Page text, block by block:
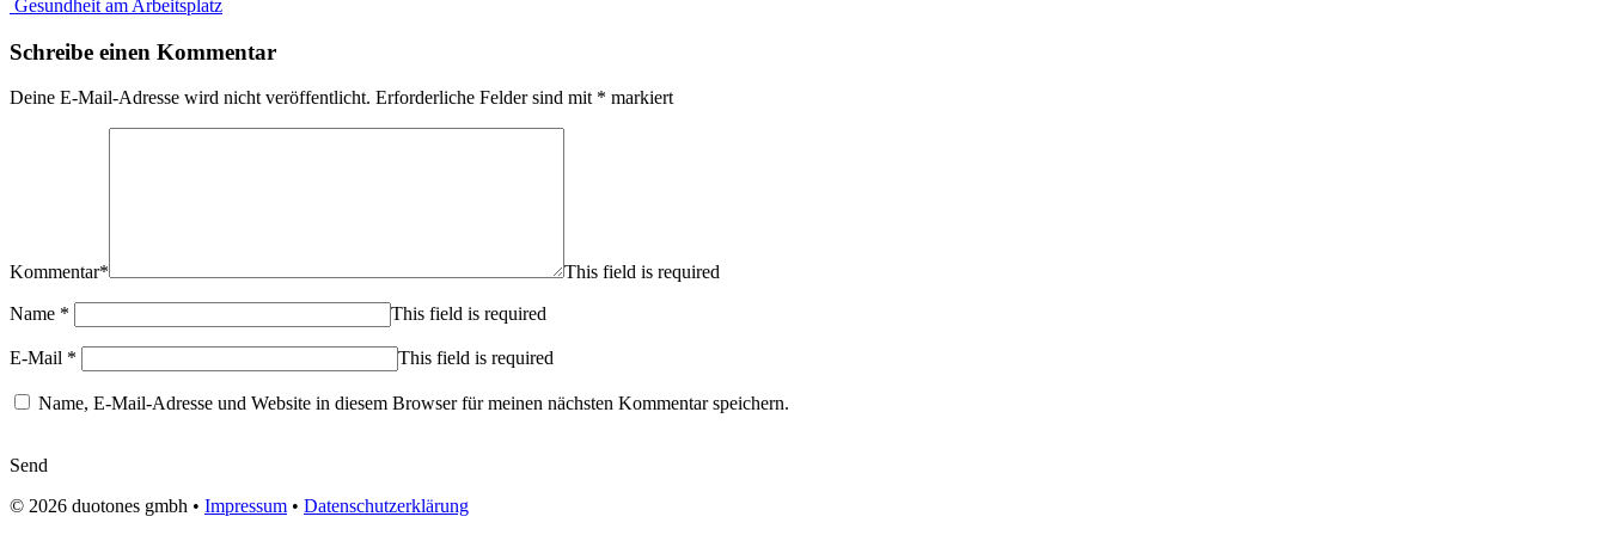
Gesundheit am Arbeitsplatz
Schreibe einen Kommentar
Deine E-Mail-Adresse wird nicht veröffentlicht. Erforderliche Felder sind mit * markiert
Kommentar* This field is required
Name * This field is required
E-Mail * This field is required
Name, E-Mail-Adresse und Website in diesem Browser für meinen nächsten Kommentar speichern.
Send
© 2026 duotones gmbh • Impressum • Datenschutzerklärung